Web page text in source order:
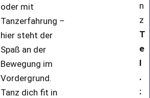
oder mit
Tanzerfahrung –
hier steht der
Spaß an der
Bewegung im
Vordergrund.
Tanz dich fit in
n
z
T
e
l
.
: